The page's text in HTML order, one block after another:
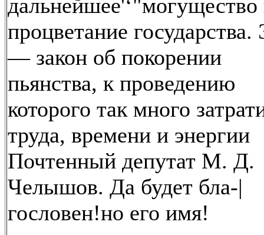
дальнейшее'‘"могущество
процветание государства.
— закон об покорении
пьянства, к проведению
которого так много
труда, времени и энергии
Почтенный депутат М. Д.
Челышов. Да будет бла-|
гословен!но его имя!